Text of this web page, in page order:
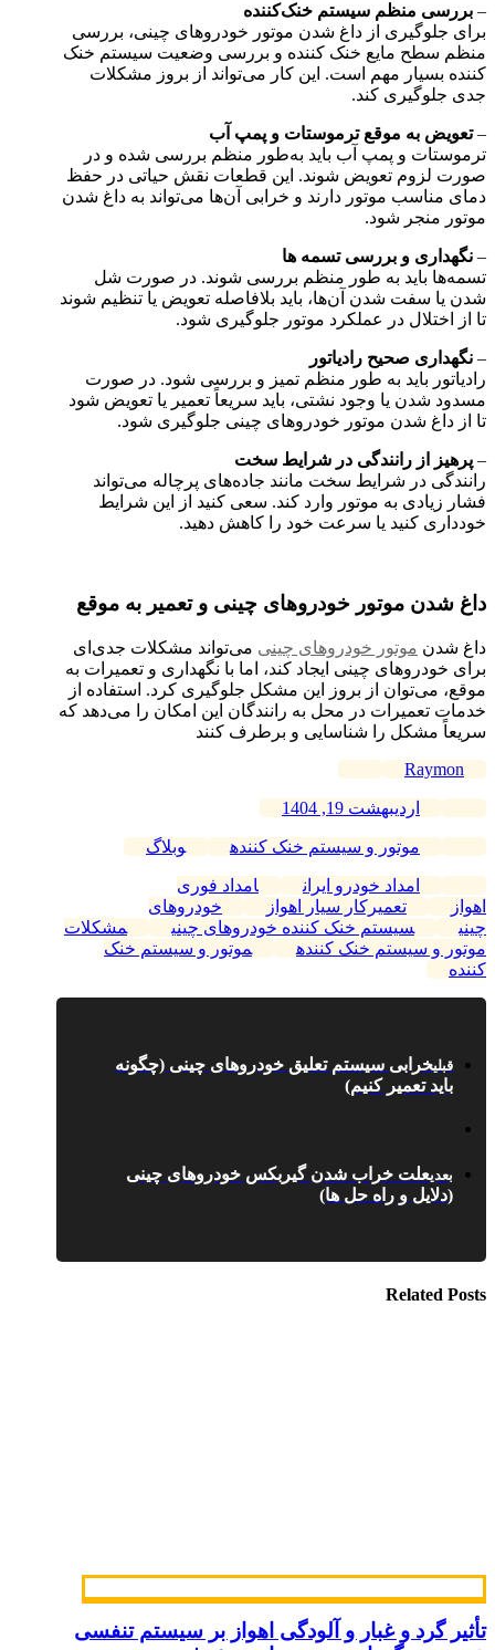
– بررسی منظم سیستم خنک‌کننده
برای جلوگیری از داغ شدن موتور خودروهای چینی، بررسی
منظم سطح مایع خنک‌ کننده و بررسی وضعیت سیستم خنک‌
کننده بسیار مهم است. این کار می‌تواند از بروز مشکلات
جدی جلوگیری کند.
–تعویض به موقع ترموستات و پمپ آب
ترموستات و پمپ آب باید به‌طور منظم بررسی شده و در
صورت لزوم تعویض شوند. این قطعات نقش حیاتی در حفظ
دمای مناسب موتور دارند و خرابی آن‌ها می‌تواند به داغ شدن
موتور منجر شود.
– نگهداری و بررسی تسمه ها
تسمه‌ها باید به‌ طور منظم بررسی شوند. در صورت شل
شدن یا سفت شدن آن‌ها، باید بلافاصله تعویض یا تنظیم شوند
تا از اختلال در عملکرد موتور جلوگیری شود.
– نگهداری صحیح رادیاتور
رادیاتور باید به‌ طور منظم تمیز و بررسی شود. در صورت
مسدود شدن یا وجود نشتی، باید سریعاً تعمیر یا تعویض شود
تا از داغ شدن موتور خودروهای چینی جلوگیری شود.
– پرهیز از رانندگی در شرایط سخت
رانندگی در شرایط سخت مانند جاده‌های پرچاله می‌تواند
فشار زیادی به موتور وارد کند. سعی کنید از این شرایط
خودداری کنید یا سرعت خود را کاهش دهید.
داغ شدن موتور خودروهای چینی و تعمیر به ‌موقع
داغ شدن موتور خودروهای چینی می‌تواند مشکلات جدی‌ای
برای خودروهای چینی ایجاد کند، اما با نگهداری و تعمیرات به
موقع، می‌توان از بروز این مشکل جلوگیری کرد. استفاده از
خدمات تعمیرات در محل به رانندگان این امکان را می‌دهد که
سریعاً مشکل را شناسایی و برطرف کنند
Raymon
اردیبهشت 19, 1404
موتور و سیستم خنک‌ کننده وبلاگ
امداد خودرو ایران
امداد فوری
اهواز
تعمیرکار سیار اهواز
خودروهای
چینی
سیستم خنک‌ کننده خودروهای چینی
مشکلات
موتور و سیستم خنک‌ کننده
موتور و سیستم خنک‌
کننده
قبلیخرابی سیستم تعلیق خودروهای چینی (چگونه
باید تعمیر کنیم)
بعدیعلت خراب شدن گیربکس خودروهای چینی
(دلایل و راه حل ها)
Related Posts
تأثیر گرد و غبار و آلودگی اهواز بر سیستم تنفسی